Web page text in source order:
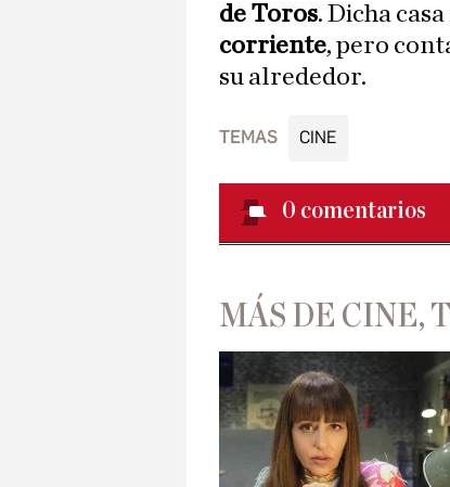
de Toros. Dicha
corriente, pero
su alrededor.
TEMAS CINE
0 comentarios
MÁS DE CINE,